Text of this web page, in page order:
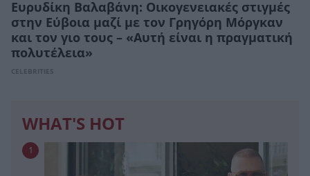
Ευρυδίκη Βαλαβάνη: Οικογενειακές στιγμές
στην Εύβοια μαζί με τον Γρηγόρη Μόργκαν
και τον γιο τους – «Αυτή είναι η πραγματική
πολυτέλεια»
CELEBRITIES
WHAT'S HOT
1